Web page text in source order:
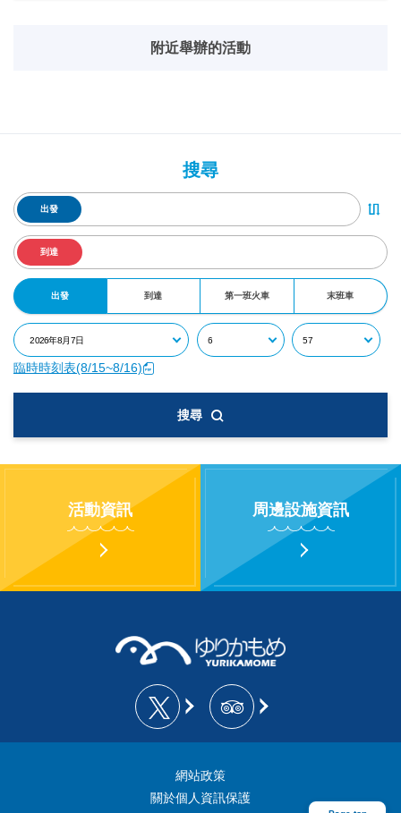
附近舉辦的活動
搜尋
出發
到達
出發 到達 第一班火車 末班車
臨時時刻表(8/15~8/16)
搜尋
活動資訊 周邊設施資訊
網站政策
關於個人資訊保護